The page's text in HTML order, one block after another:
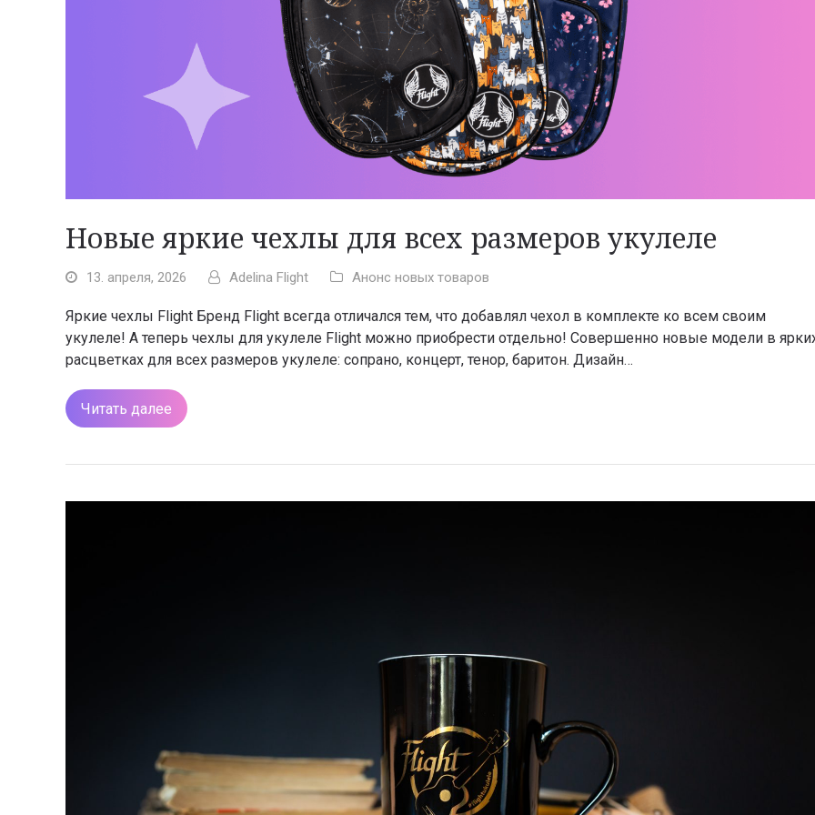
Новые яркие чехлы для всех размеров укулеле
13. апреля, 2026 Adelina Flight Анонс новых товаров
Яркие чехлы Flight Бренд Flight всегда отличался тем, что добавлял чехол в комплекте ко всем своим
укулеле! А теперь чехлы для укулеле Flight можно приобрести отдельно! Совершенно новые модели в
расцветках для всех размеров укулеле: сопрано, концерт, тенор, баритон. Дизайн…
Читать далее